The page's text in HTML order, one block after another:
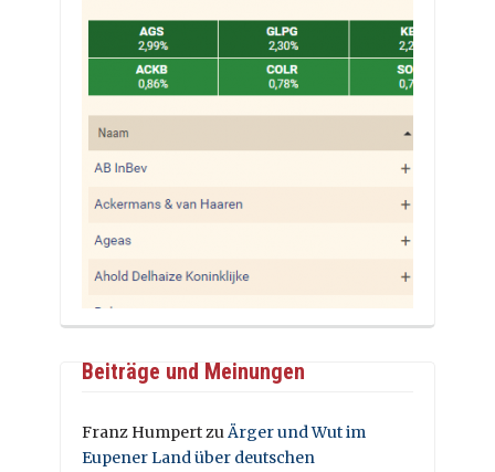
Beiträge und Meinungen
Franz HumpertzuÄrger und Wut im
Eupener Land über deutschen